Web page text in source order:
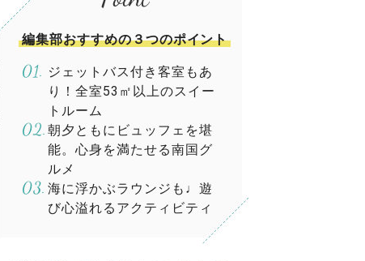
編集部おすすめの３つのポイント
ジェットバス付き客室もあ
り！全室53㎡以上のスイー
トルーム
朝夕ともにビュッフェを堪
能。心身を満たせる南国グ
ルメ
海に浮かぶラウンジも♩遊
び心溢れるアクティビティ